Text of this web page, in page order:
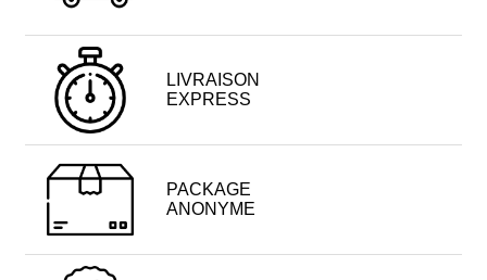
LIVRAISON
EXPRESS
PACKAGE
ANONYME